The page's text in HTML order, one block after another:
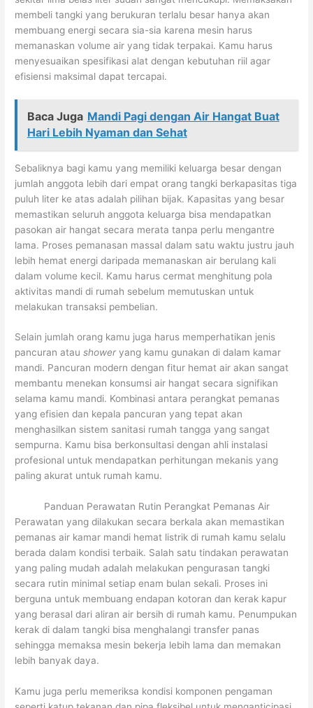
membeli tangki yang berukuran terlalu besar hanya akan
membuang energi secara sia-sia karena mesin harus
memanaskan volume air yang tidak terpakai. Kamu harus
menyesuaikan spesifikasi alat dengan kebutuhan riil agar
efisiensi maksimal dapat tercapai.
Baca Juga Mandi Pagi dengan Air Hangat Buat
Hari Lebih Nyaman dan Sehat
Sebaliknya bagi kamu yang memiliki keluarga besar dengan
jumlah anggota lebih dari empat orang tangki berkapasitas tiga
puluh liter ke atas adalah pilihan bijak. Kapasitas yang besar
memastikan seluruh anggota keluarga bisa mendapatkan
pasokan air hangat secara merata tanpa perlu mengantre
lama. Proses pemanasan massal dalam satu waktu justru jauh
lebih hemat energi daripada memanaskan air berulang kali
dalam volume kecil. Kamu harus cermat menghitung pola
aktivitas mandi di rumah sebelum memutuskan untuk
melakukan transaksi pembelian.
Selain jumlah orang kamu juga harus memperhatikan jenis
pancuran ataushoweryang kamu gunakan di dalam kamar
mandi. Pancuran modern dengan fitur hemat air akan sangat
membantu menekan konsumsi air hangat secara signifikan
selama kamu mandi. Kombinasi antara perangkat pemanas
yang efisien dan kepala pancuran yang tepat akan
menghasilkan sistem sanitasi rumah tangga yang sangat
sempurna. Kamu bisa berkonsultasi dengan ahli instalasi
profesional untuk mendapatkan perhitungan mekanis yang
paling akurat untuk rumah kamu.
Panduan Perawatan Rutin Perangkat Pemanas Air
Perawatan yang dilakukan secara berkala akan memastikan
pemanas air kamar mandi hemat listrik di rumah kamu selalu
berada dalam kondisi terbaik. Salah satu tindakan perawatan
yang paling mudah adalah melakukan pengurasan tangki
secara rutin minimal setiap enam bulan sekali. Proses ini
berguna untuk membuang endapan kotoran dan kerak kapur
yang berasal dari aliran air bersih di rumah kamu. Penumpukan
kerak di dalam tangki bisa menghalangi transfer panas
sehingga memaksa mesin bekerja lebih lama dan memakan
lebih banyak daya.
Kamu juga perlu memeriksa kondisi komponen pengaman